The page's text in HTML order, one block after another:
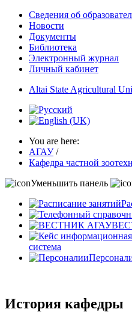
Сведения об
Новости
Документы
Библиотека
Электронный журнал
Личный кабинет
Altai State Agricultural
You are here:
АГАУ /
Кафедра частной
Уменьшить панель
система
История кафедры